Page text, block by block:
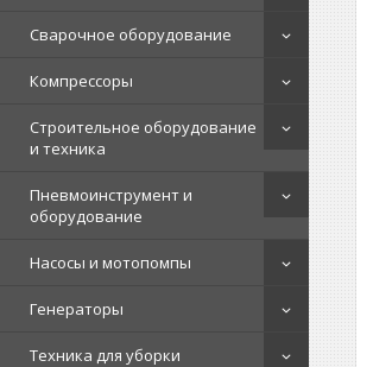
Сварочное оборудование
Компрессоры
Строительное оборудование
и техника
Пневмоинструмент и
оборудование
Насосы и мотопомпы
Генераторы
Техника для уборки